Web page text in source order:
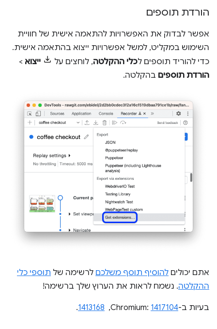
הורדת תוספים
אפשר לבדוק את האפשרויות להתאמה אישית של חוויית
השימוש במקליט, למשל אפשרויות ייצוא בהתאמה אישית.
כדי להוריד תוספים לכלי ההקלטה, לוחצים על ייצוא >
הורדת תוספים בהקלטה.
אתם יכולים להוסיף תוסף משלכם לרשימה של תוספי כלי
ההקלטה. נשמח לראות את הערוץ שלך ברשימה!
בעיות ב-Chromium:1417104
, ‏
1413168
.